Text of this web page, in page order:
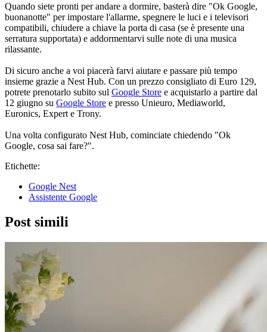
Quando siete pronti per andare a dormire, basterà dire "Ok Google,
buonanotte" per impostare l'allarme, spegnere le luci e i televisori
compatibili, chiudere a chiave la porta di casa (se è presente una
serratura supportata) e addormentarvi sulle note di una musica
rilassante.
Di sicuro anche a voi piacerà farvi aiutare e passare più tempo
insieme grazie a Nest Hub. Con un prezzo consigliato di Euro 129,
potrete prenotarlo subito sul Google Store e acquistarlo a partire dal
12 giugno su Google Store e presso Unieuro, Mediaworld,
Euronics, Expert e Trony.
Una volta configurato Nest Hub, cominciate chiedendo "Ok
Google, cosa sai fare?".
Etichette:
Google Nest
Assistente Google
Post simili